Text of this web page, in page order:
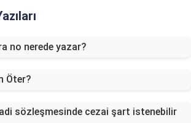
no nerede yazar?
Öter?
sözleşmesinde cezai şart istenebilir